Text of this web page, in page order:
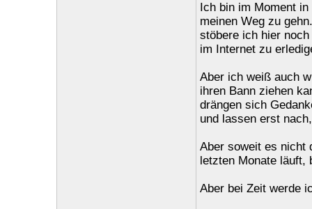
Ich bin im Moment
meinen Weg zu
stöbere ich hier
im Internet zu
Aber ich weiß auch
ihren Bann ziehen
drängen sich
und lassen erst
Aber soweit es nicht
letzten Monate läuft,
Aber bei Zeit werde